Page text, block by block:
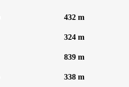
432 m
324 m
839 m
338 m